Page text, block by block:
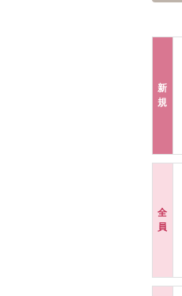
新
規
全
員